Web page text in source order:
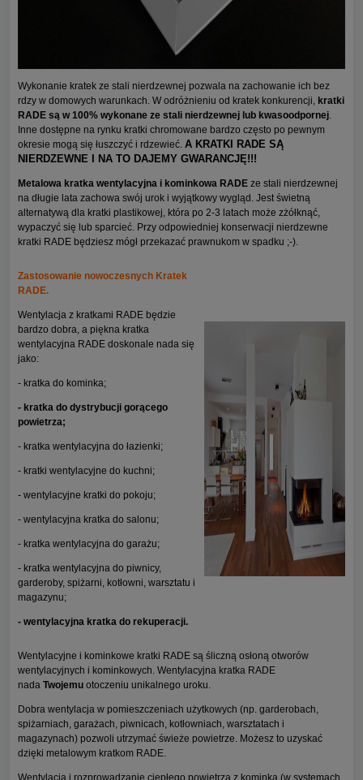
Wykonanie kratek ze stali nierdzewnej pozwala na zachowanie ich bez
rdzy w domowych warunkach. W odróżnieniu od kratek konkurencji, kratki
RADE są w 100% wykonane ze stali nierdzewnej lub kwasoodpornej
Inne dostępne na rynku kratki chromowane bardzo często po pewnym
okresie mogą się łuszczyć i rdzewieć. A KRATKI RADE SĄ
NIERDZEWNE I NA TO DAJEMY GWARANCJĘ!!!
Metalowa kratka wentylacyjna i kominkowa RADE ze stali nierdzewnej
na długie lata zachowa swój urok i wyjątkowy wygląd. Jest świetną
alternatywą dla kratki plastikowej, która po 2-3 latach może zżółknąć,
wypaczyć się lub sparcieć. Przy odpowiedniej konserwacji nierdzewne
kratki RADE będziesz mógł przekazać prawnukom w spadku ;-).
Zastosowanie nowoczesnych Kratek
RADE.
Wentylacja z kratkami RADE będzie
bardzo dobra, a piękna kratka
wentylacyjna RADE doskonale nada się
jako:
- kratka do kominka;
- kratka do dystrybucji gorącego
powietrza;
- kratka wentylacyjna do łazienki;
- kratki wentylacyjne do kuchni;
- wentylacyjne kratki do pokoju;
- wentylacyjna kratka do salonu;
- kratka wentylacyjna do garażu;
- kratka wentylacyjna do piwnicy,
garderoby, spiżarni, kotłowni, warsztatu i
magazynu;
- wentylacyjna kratka do rekuperacji.
Wentylacyjne i kominkowe kratki RADE są śliczną osłoną otworów
wentylacyjnych i kominkowych. Wentylacyjna kratka RADE
nada Twojemu otoczeniu unikalnego uroku.
Dobra wentylacja w pomieszczeniach użytkowych (np. garderobach,
spiżarniach, garażach, piwnicach, kotłowniach, warsztatach i
magazynach) pozwoli utrzymać świeże powietrze. Możesz to uzyskać
dzięki metalowym kratkom RADE.
Wentylacja i rozprowadzanie ciepłego powietrza z kominka (w systemach